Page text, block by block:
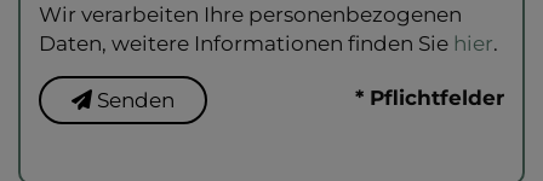
Wir verarbeiten Ihre personenbezogenen
Daten, weitere Informationen finden Sie hier.
Senden * Pflichtfelder